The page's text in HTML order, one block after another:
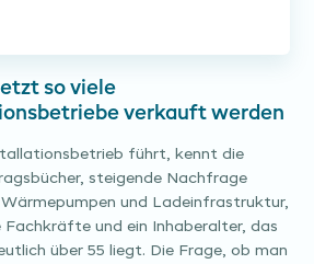
so viele
verkauft werden
führt, kennt die
steigende Nachfrage
und Ladeinfrastruktur,
und ein Inhaberalter, das
über 55 liegt. Die Frage, ob man